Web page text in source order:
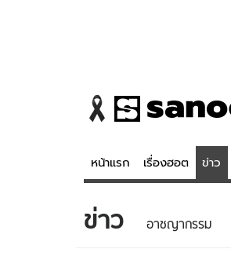
หน้าแรก เรื่องฮอต ข่าว
ข่าว
ข่าว อาชญากรรม